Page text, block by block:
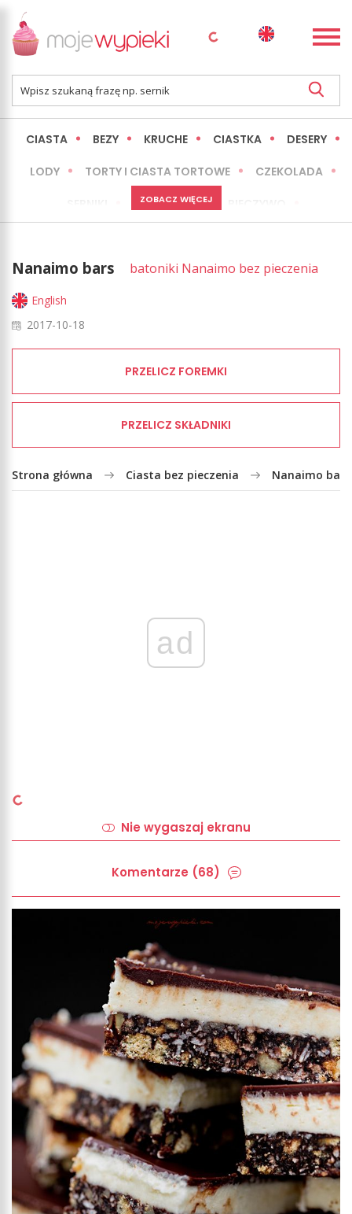
CIASTA BEZY KRUCHE CIASTKA DESERY
LODY TORTY I CIASTA TORTOWE CZEKOLADA
MINI WYPIEKI
LŻEJSZE / ZDROWSZE INNE
ZOBACZ WIĘCEJ
Nanaimo bars batoniki Nanaimo bez pieczenia
English
2017-10-18
PRZELICZ FOREMKI
PRZELICZ SKŁADNIKI
Strona główna Ciasta bez pieczenia Nanaimo bars
ad
Nie wygaszaj ekranu
Komentarze (68)